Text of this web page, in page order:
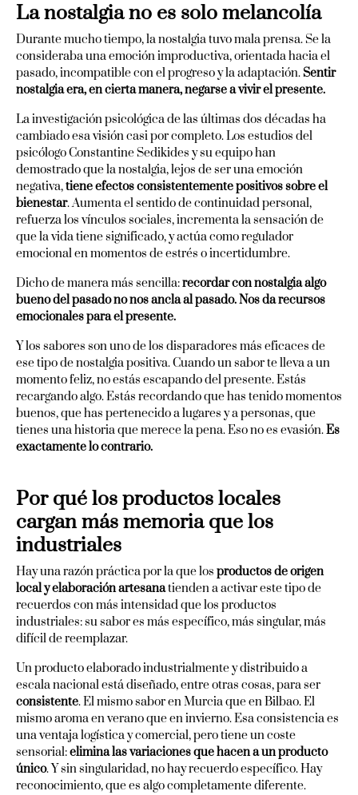
La nostalgia no es solo melancolía
Durante mucho tiempo, la nostalgia tuvo mala prensa. Se la
consideraba una emoción improductiva, orientada hacia el
pasado, incompatible con el progreso y la adaptación. Sentir
nostalgia era, en cierta manera, negarse a vivir el presente.
La investigación psicológica de las últimas dos décadas ha
cambiado esa visión casi por completo. Los estudios del
psicólogo Constantine Sedikides y su equipo han
demostrado que la nostalgia, lejos de ser una emoción
negativa,tiene efectos consistentemente positivos sobre el
bienestar. Aumenta el sentido de continuidad personal,
refuerza los vínculos sociales, incrementa la sensación de
que la vida tiene significado, y actúa como regulador
emocional en momentos de estrés o incertidumbre.
Dicho de manera más sencilla:recordar con nostalgia algo
bueno del pasado no nos ancla al pasado. Nos da recursos
emocionales para el presente.
Y los sabores son uno de los disparadores más eficaces de
ese tipo de nostalgia positiva. Cuando un sabor te lleva a un
momento feliz, no estás escapando del presente. Estás
recargando algo. Estás recordando que has tenido momentos
buenos, que has pertenecido a lugares y a personas, que
tienes una historia que merece la pena. Eso no es evasión.Es
exactamente lo contrario.
Por qué los productos locales
cargan más memoria que los
industriales
Hay una razón práctica por la que los productos de origen
local y elaboración artesanatienden a activar este tipo de
recuerdos con más intensidad que los productos
industriales: su sabor es más específico, más singular, más
difícil de reemplazar.
Un producto elaborado industrialmente y distribuido a
escala nacional está diseñado, entre otras cosas, para ser
consistente. El mismo sabor en Murcia que en Bilbao. El
mismo aroma en verano que en invierno. Esa consistencia es
una ventaja logística y comercial, pero tiene un coste
sensorial:elimina las variaciones que hacen a un producto
único. Y sin singularidad, no hay recuerdo específico. Hay
reconocimiento, que es algo completamente diferente.